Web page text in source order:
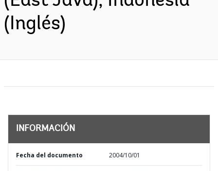
(Inglés)
INFORMACIÓN
Fecha del documento 2004/10/01